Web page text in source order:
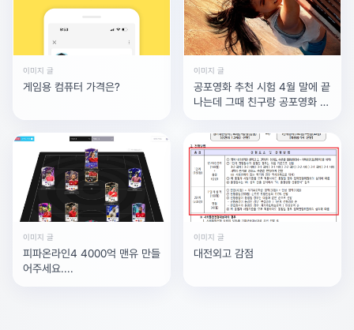
이미지 글
게임용 컴퓨터 가격은?
이미지 글
공포영화 추천 시험 4월 말에 끝
나는데 그때 친구랑 공포영화 보
이미지 글
피파온라인4 4000억 맨유 만들
어주세요....
이미지 글
대전외고 감점